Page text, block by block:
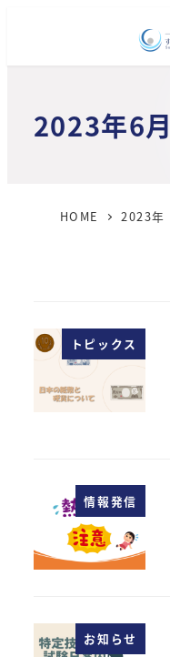
2023年6月
HOME 2023年
トピックス
情報発信
お知らせ